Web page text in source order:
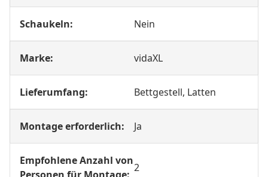
Schaukeln: Nein
Marke: vidaXL
Lieferumfang: Bettgestell, Latten
Montage erforderlich: Ja
Empfohlene Anzahl von
2